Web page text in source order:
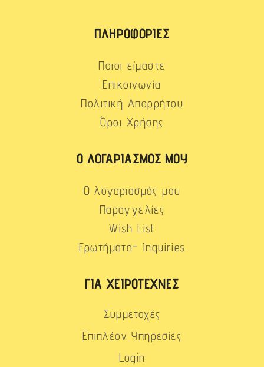
ΠΛΗΡΟΦΟΡΊΕΣ
Ποιοι είμαστε
Επικοινωνία
Πολιτική Απορρήτου
Όροι Χρήσης
Ο ΛΟΓΑΡΙΑΣΜΌΣ ΜΟΥ
Ο λογαριασμός μου
Παραγγελίες
Wish List
Ερωτήματα- Inquiries
ΓΙΑ ΧΕΙΡΟΤΈΧΝΕΣ
Συμμετοχές
Επιπλέον Υπηρεσίες
Login